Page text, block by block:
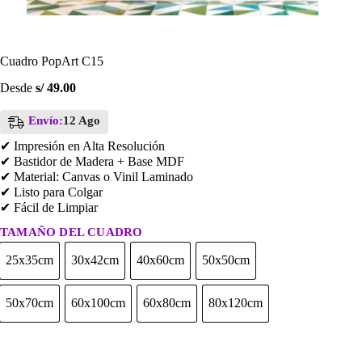
Cuadro PopArt C15
Desde s/49.00
Envío:12 Ago
✔ Impresión en Alta Resolución
✔ Bastidor de Madera + Base MDF
✔ Material: Canvas o Vinil Laminado
✔ Listo para Colgar
✔ Fácil de Limpiar
TAMAÑO DEL CUADRO
25x35cm25x35cm30x42cm30x42cm40x60cm40x60cm50x50cm
50x50cm
50x70cm50x70cm60x100cm60x100cm60x80cm60x80cm80x120cm
80x120cm